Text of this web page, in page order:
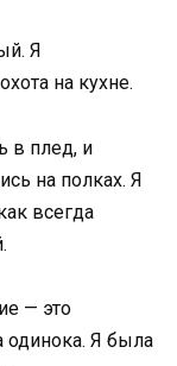
Я
на кухне.
в плед, и
на полках. Я
всегда
— это
Я была